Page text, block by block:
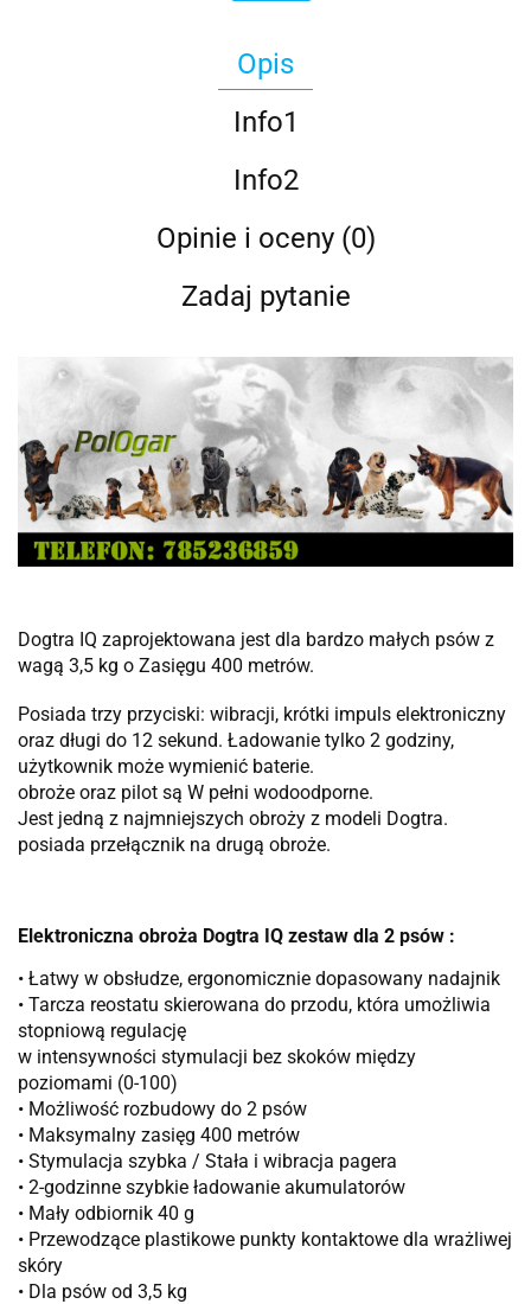
Opis
Info1
Info2
Opinie i oceny (0)
Zadaj pytanie
Dogtra IQ zaprojektowana jest dla bardzo małych psów z
wagą 3,5 kg o Zasięgu 400 metrów.
Posiada trzy przyciski: wibracji, krótki impuls elektroniczny
oraz długi do 12 sekund. Ładowanie tylko 2 godziny,
użytkownik może wymienić baterie.
obroże oraz pilot są W pełni wodoodporne.
Jest jedną z najmniejszych obroży z modeli Dogtra.
posiada przełącznik na drugą obroże.
Elektroniczna obroża Dogtra IQ zestaw dla 2 psów :
• Łatwy w obsłudze, ergonomicznie dopasowany nadajnik
• Tarcza reostatu skierowana do przodu, która umożliwia
stopniową regulację
w intensywności stymulacji bez skoków między
poziomami (0-100)
• Możliwość rozbudowy do 2 psów
• Maksymalny zasięg 400 metrów
• Stymulacja szybka / Stała i wibracja pagera
• 2-godzinne szybkie ładowanie akumulatorów
• Mały odbiornik 40 g
• Przewodzące plastikowe punkty kontaktowe dla wrażliwej
skóry
• Dla psów od 3,5 kg